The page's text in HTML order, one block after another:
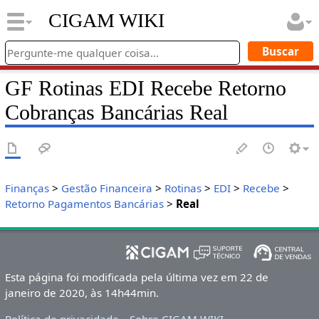
CIGAM WIKI
GF Rotinas EDI Recebe Retorno
Cobranças Bancárias Real
Finanças> Gestão Financeira > Rotinas> EDI> Recebe >
Retorno Pagamentos Bancárias> Real
Esta página foi modificada pela última vez em 22 de
janeiro de 2020, às 14h44min.